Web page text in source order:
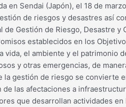
en Sendai (Japón), el 18 de
de riesgos y desastres así
Gestión de Riesgo, Desastre
establecidos en los
el ambiente y el patrimonio
y otras emergencias, de
gestión de riesgo se convierte
las afectaciones a
que desarrollan actividades